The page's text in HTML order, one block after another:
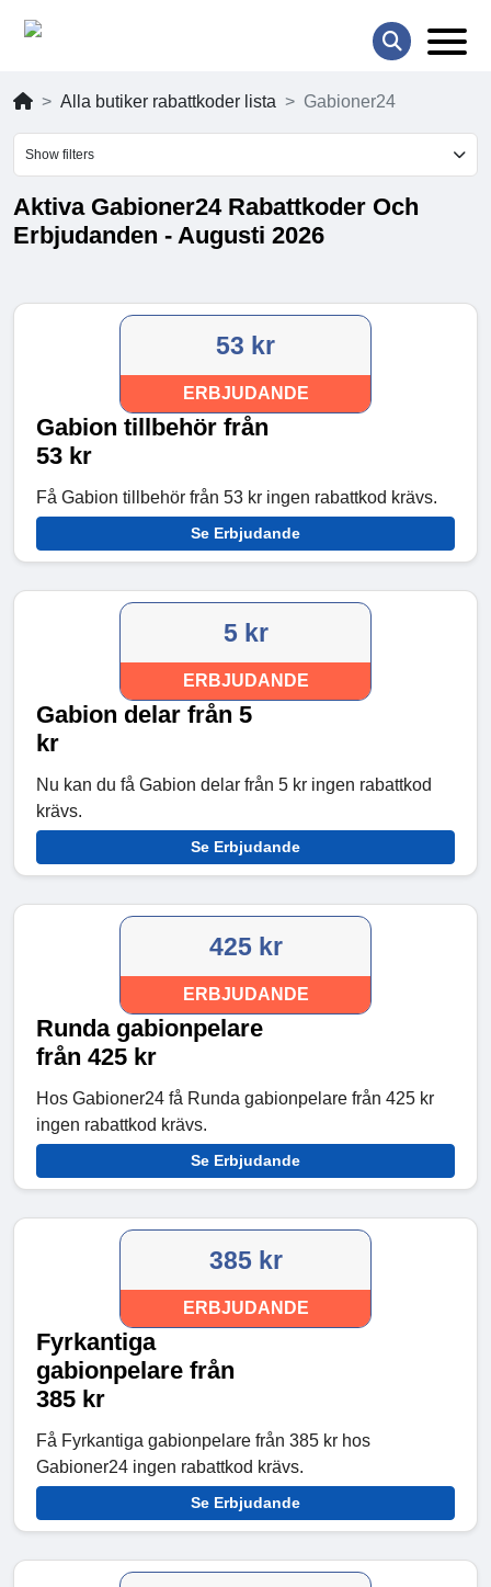
Alla butiker rabattkoder lista Gabioner24
Show filters
Aktiva Gabioner24 Rabattkoder Och
Erbjudanden - Augusti 2026
53 kr
ERBJUDANDE
Gabion tillbehör från
53 kr
Få Gabion tillbehör från 53 kr ingen rabattkod krävs.
Se Erbjudande
5 kr
ERBJUDANDE
Gabion delar från 5
kr
Nu kan du få Gabion delar från 5 kr ingen rabattkod
krävs.
Se Erbjudande
425 kr
ERBJUDANDE
Runda gabionpelare
från 425 kr
Hos Gabioner24 få Runda gabionpelare från 425 kr
ingen rabattkod krävs.
Se Erbjudande
385 kr
ERBJUDANDE
Fyrkantiga
gabionpelare från
385 kr
Få Fyrkantiga gabionpelare från 385 kr hos
Gabioner24 ingen rabattkod krävs.
Se Erbjudande